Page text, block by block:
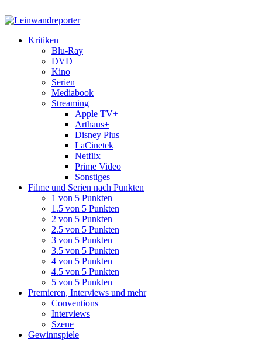
Kritiken
Blu-Ray
DVD
Kino
Serien
Mediabook
Streaming
Apple TV+
Arthaus+
Disney Plus
LaCinetek
Netflix
Prime Video
Sonstiges
Filme und Serien nach Punkten
1 von 5 Punkten
1.5 von 5 Punkten
2 von 5 Punkten
2.5 von 5 Punkten
3 von 5 Punkten
3.5 von 5 Punkten
4 von 5 Punkten
4.5 von 5 Punkten
5 von 5 Punkten
Premieren, Interviews und mehr
Conventions
Interviews
Szene
Gewinnspiele